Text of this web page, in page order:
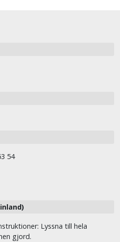
54
Lyssna till hela
gjord.